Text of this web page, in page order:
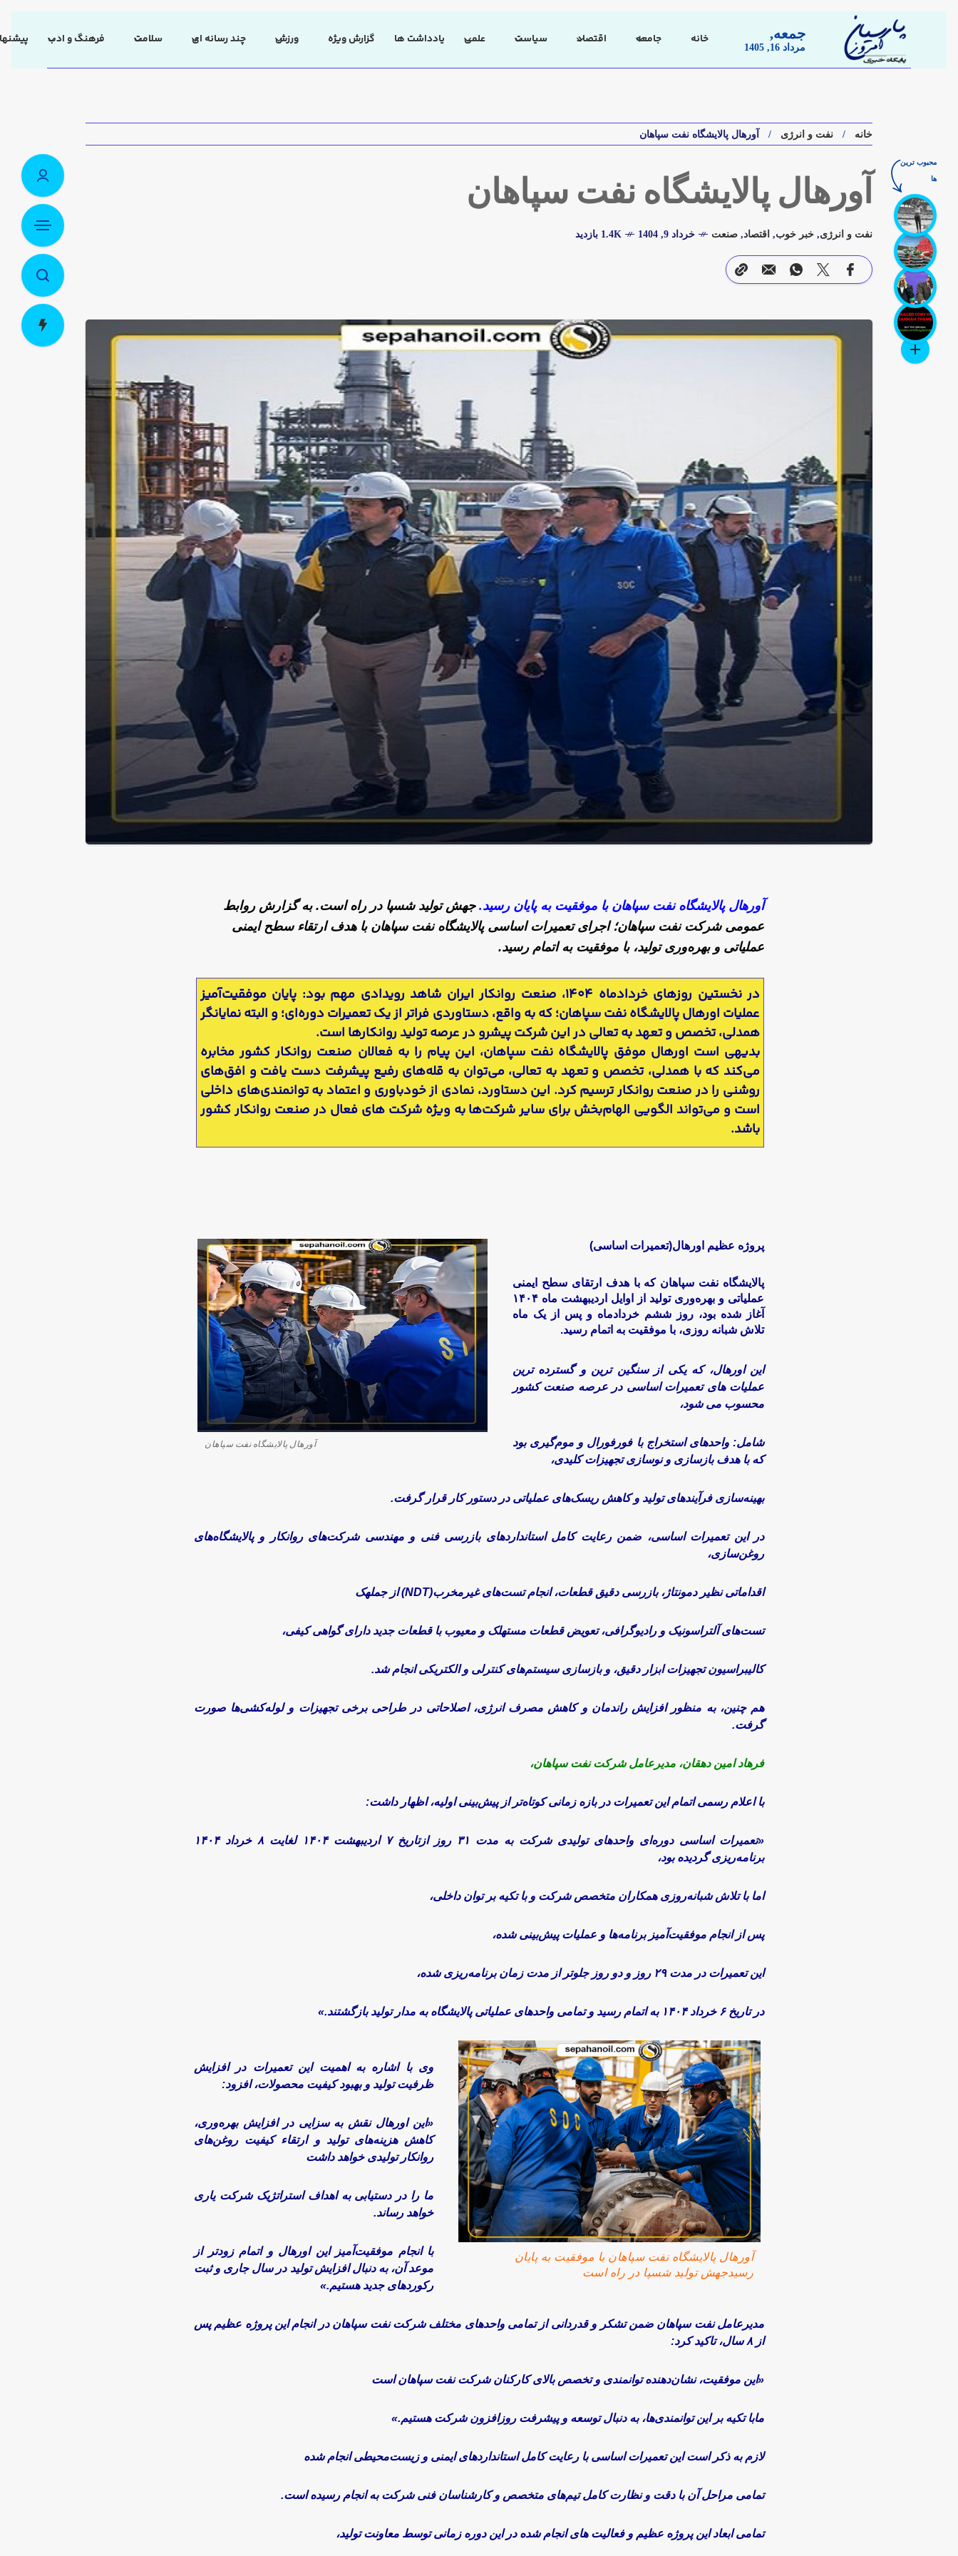
جمعه,
مرداد 16, 1405
خانه جامعه اقتصاد سیاست علمی یادداشت ها گزارش ویژه ورزش چند رسانه ای سلامت فرهنگ و ادب
خانه نفت و انرژی آورهال پالایشگاه نفت سپاهان
آورهال پالایشگاه نفت سپاهان
نفت و انرژی, خبر خوب, اقتصاد, صنعت خرداد 9, 1404 1.4K بازدید
آورهال پالایشگاه نفت سپاهان با موفقیت به پایان رسید.جهش تولید شسپا در راه است. به گزارش روابط
عمومی شرکت نفت سپاهان؛ اجرای تعمیرات اساسی پالایشگاه نفت سپاهان با هدف ارتقاء سطح ایمنی
عملیاتی و بهره‌وری تولید، با موفقیت به اتمام رسید.
در نخستین روزهای خردادماه ۱۴۰۴، صنعت روانکار ایران شاهد رویدادی مهم بود: پایان موفقیت‌آمیز
عملیات اورهال پالایشگاه نفت سپاهان؛ که به واقع، دستاوردی فراتر از یک تعمیرات دوره‌ای؛ و البته نمایانگر
همدلی، تخصص و تعهد به تعالی در این شرکت پیشرو در عرصه تولید روانکارها است.
بدیهی است اورهال موفق پالایشگاه نفت سپاهان، این پیام را به فعالان صنعت روانکار کشور مخابره
می‌کند که با همدلی، تخصص و تعهد به تعالی، می‌توان به قله‌های رفیع پیشرفت دست یافت و افق‌های
روشنی را در صنعت روانکار ترسیم کرد. این دستاورد، نمادی از خودباوری و اعتماد به توانمندی‌های داخلی
است و می‌تواند الگویی الهام‌بخش برای سایر شرکت‌ها به ویژه شرکت های فعال در صنعت روانکار کشور
باشد.
آورهال پالایشگاه نفت سپاهان
پروژه عظیم اورهال(تعمیرات اساسی)
پالایشگاه نفت سپاهان که با هدف ارتقای سطح ایمنی
عملیاتی و بهره‌وری تولید از اوایل اردیبهشت ماه ۱۴۰۴
آغاز شده بود، روز ششم خردادماه و پس از یک ماه
تلاش شبانه روزی، با موفقیت به اتمام رسید.
این اورهال، که یکی از سنگین ترین و گسترده ترین
عملیات های تعمیرات اساسی در عرصه صنعت کشور
محسوب می شود،
شامل: واحدهای استخراج با فورفورال و موم‌گیری بود
که با هدف بازسازی و نوسازی تجهیزات کلیدی،
بهینه‌سازی فرآیندهای تولید و کاهش ریسک‌های عملیاتی در دستور کار قرار گرفت.
در این تعمیرات اساسی، ضمن رعایت کامل استانداردهای بازرسی فنی و مهندسی شرکت‌های روانکار و پالایشگاه‌های
روغن‌سازی،
اقداماتی نظیر دمونتاژ، بازرسی دقیق قطعات، انجام تست‌های غیرمخرب(NDT) از جملهک
تست‌های آلتراسونیک و رادیوگرافی، تعویض قطعات مستهلک و معیوب با قطعات جدید دارای گواهی کیفی،
کالیبراسیون تجهیزات ابزار دقیق، و بازسازی سیستم‌های کنترلی و الکتریکی انجام شد.
هم چنین، به منظور افزایش راندمان و کاهش مصرف انرژی، اصلاحاتی در طراحی برخی تجهیزات و لوله‌کشی‌ها صورت
گرفت.
فرهاد امین دهقان، مدیرعامل شرکت نفت سپاهان،
با اعلام رسمی اتمام این تعمیرات در بازه زمانی کوتاه‌تر از پیش‌بینی اولیه، اظهار داشت:
«تعمیرات اساسی دوره‌ای واحدهای تولیدی شرکت به مدت ۳۱ روز ازتاریخ ۷ اردیبهشت ۱۴۰۴ لغایت ۸ خرداد ۱۴۰۴
برنامه‌ریزی گردیده بود،
اما با تلاش شبانه‌روزی همکاران متخصص شرکت و با تکیه بر توان داخلی،
پس از انجام موفقیت‌آمیز برنامه‌ها و عملیات پیش‌بینی شده،
این تعمیرات در مدت ۲۹ روز و دو روز جلوتر از مدت زمان برنامه‌ریزی شده،
در تاریخ ۶ خرداد ۱۴۰۴ به اتمام رسید و تمامی واحدهای عملیاتی پالایشگاه به مدار تولید بازگشتند.»
آورهال پالایشگاه نفت سپاهان با موفقیت به پایان
رسیدجهش تولید شسپا در راه است
وی با اشاره به اهمیت این تعمیرات در افزایش
ظرفیت تولید و بهبود کیفیت محصولات، افزود:
«این اورهال نقش به سزایی در افزایش بهره‌وری،
کاهش هزینه‌های تولید و ارتقاء کیفیت روغن‌های
روانکار تولیدی خواهد داشت
ما را در دستیابی به اهداف استراتژیک شرکت یاری
خواهد رساند.
با انجام موفقیت‌آمیز این اورهال و اتمام زودتر از
موعد آن، به دنبال افزایش تولید در سال جاری و ثبت
رکوردهای جدید هستیم.»
مدیرعامل نفت سپاهان ضمن تشکر و قدردانی از تمامی واحدهای مختلف شرکت نفت سپاهان در انجام این پروژه عظیم پس
از ۸ سال، تاکید کرد:
«این موفقیت، نشان‌دهنده توانمندی و تخصص بالای کارکنان شرکت نفت سپاهان است
مابا تکیه بر این توانمندی‌ها، به دنبال توسعه و پیشرفت روزافزون شرکت هستیم.»
لازم به ذکر است این تعمیرات اساسی با رعایت کامل استانداردهای ایمنی و زیست‌محیطی انجام شده
تمامی مراحل آن با دقت و نظارت کامل تیم‌های متخصص و کارشناسان فنی شرکت به انجام رسیده است.
تمامی ابعاد این پروژه عظیم و فعالیت های انجام شده در این دوره زمانی توسط معاونت تولید،
محبوب ترین
ها